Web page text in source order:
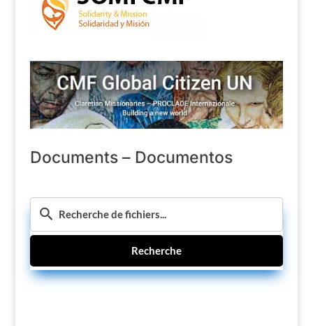
Documents – Documentos
Recherche